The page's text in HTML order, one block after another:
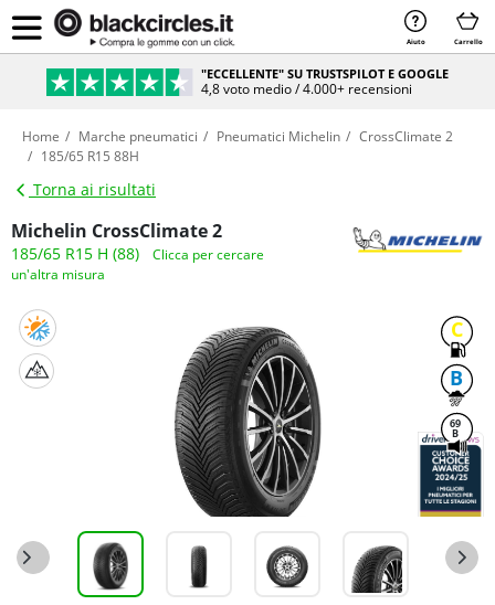
Aiuto Carrello
"ECCELLENTE" SU TRUSTSPILOT E GOOGLE
4,8 voto medio / 4.000+ recensioni
Home Marche pneumatici Pneumatici Michelin
CrossClimate 2
185/65 R15 88H
Torna ai risultati
Michelin CrossClimate 2
185/65 R15 H (88)
Clicca per cercare
un'altra misura
C
B
69
B